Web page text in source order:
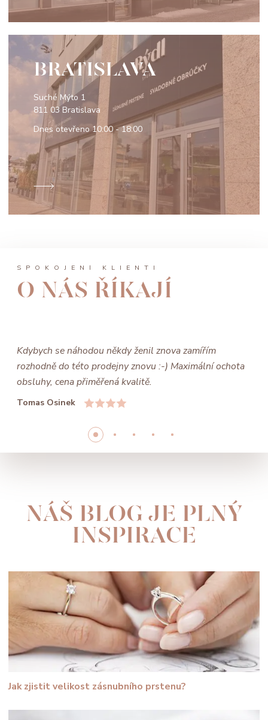
BRATISLAVA
Suché Mýto 1
811 03 Bratislava
Dnes otevřeno10:00 - 18:00
SPOKOJENÍ KLIENTI
O NÁS ŘÍKAJÍ
Kdybych se náhodou někdy ženil znova zamířím
rozhodně do této prodejny znovu :-) Maximální ochota
obsluhy, cena přiměřená kvalitě.
Tomas Osinek
NÁŠ BLOG JE PLNÝ
INSPIRACE
Jak zjistit velikost zásnubního prstenu?